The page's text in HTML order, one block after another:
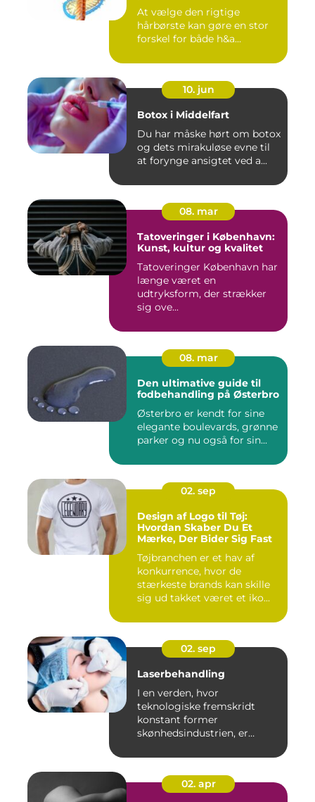
At vælge den rigtige
hårbørste kan gøre en stor
forskel for både h&a...
10. jun
Botox i Middelfart
Du har måske hørt om botox
og dets mirakuløse evne til
at forynge ansigtet ved a...
08. mar
Tatoveringer i København:
Kunst, kultur og kvalitet
Tatoveringer København har
længe været en
udtryksform, der strækker
sig ove...
08. mar
Den ultimative guide til
fodbehandling på Østerbro
Østerbro er kendt for sine
elegante boulevards, grønne
parker og nu også for sin...
02. sep
Design af Logo til Tøj:
Hvordan Skaber Du Et
Mærke, Der Bider Sig Fast
Tøjbranchen er et hav af
konkurrence, hvor de
stærkeste brands kan skille
sig ud takket været et iko...
02. sep
Laserbehandling
I en verden, hvor
teknologiske fremskridt
konstant former
skønhedsindustrien, er
02. apr